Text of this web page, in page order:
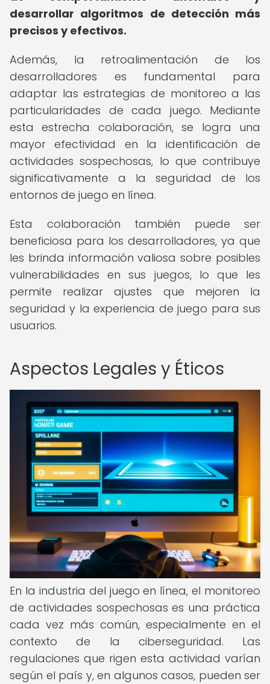
desarrollar algoritmos de detección más
precisos y efectivos.
Además, la retroalimentación de los
desarrolladores es fundamental para
adaptar las estrategias de monitoreo a las
particularidades de cada juego. Mediante
esta estrecha colaboración, se logra una
mayor efectividad en la identificación de
actividades sospechosas, lo que contribuye
significativamente a la seguridad de los
entornos de juego en línea.
Esta colaboración también puede ser
beneficiosa para los desarrolladores, ya que
les brinda información valiosa sobre posibles
vulnerabilidades en sus juegos, lo que les
permite realizar ajustes que mejoren la
seguridad y la experiencia de juego para sus
usuarios.
Aspectos Legales y Éticos
En la industria del juego en línea, el monitoreo
de actividades sospechosas es una práctica
cada vez más común, especialmente en el
contexto de la ciberseguridad. Las
regulaciones que rigen esta actividad varían
según el país y, en algunos casos, pueden ser